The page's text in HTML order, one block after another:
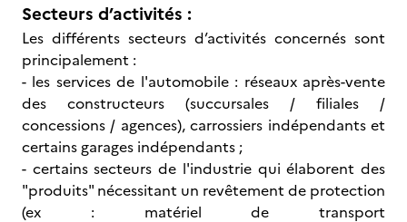
Secteurs d’activités :
Les différents secteurs d’activités concernés sont
principalement :
- les services de l'automobile : réseaux après-vente
des constructeurs (succursales / filiales /
concessions / agences), carrossiers indépendants et
certains garages indépendants ;
- certains secteurs de l'industrie qui élaborent des
"produits" nécessitant un revêtement de protection
(ex : matériel de transport